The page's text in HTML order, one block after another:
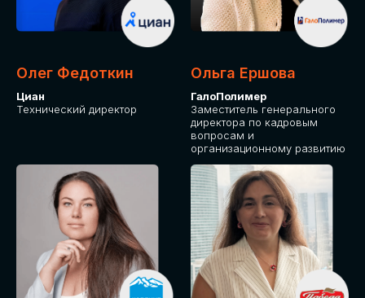
Олег Федоткин
Циан
Технический директор
Ольга Ершова
ГалоПолимер
Заместитель генерального
директора по кадровым
вопросам и
организационному развитию